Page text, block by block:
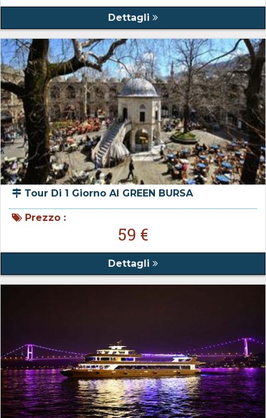
Dettagli
Tour Di 1 Giorno Al GREEN BURSA
Prezzo :
59 €
Dettagli